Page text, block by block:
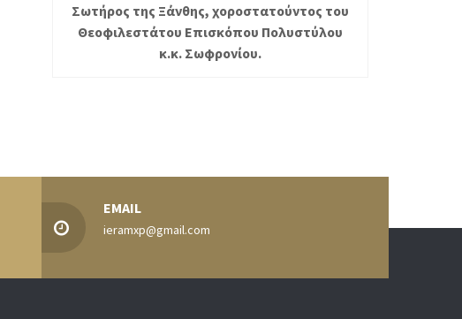
Σωτήρος της Ξάνθης, χοροστατούντος του
Θεοφιλεστάτου Επισκόπου Πολυστύλου
κ.κ. Σωφρονίου.
EMAIL
ieramxp@gmail.com